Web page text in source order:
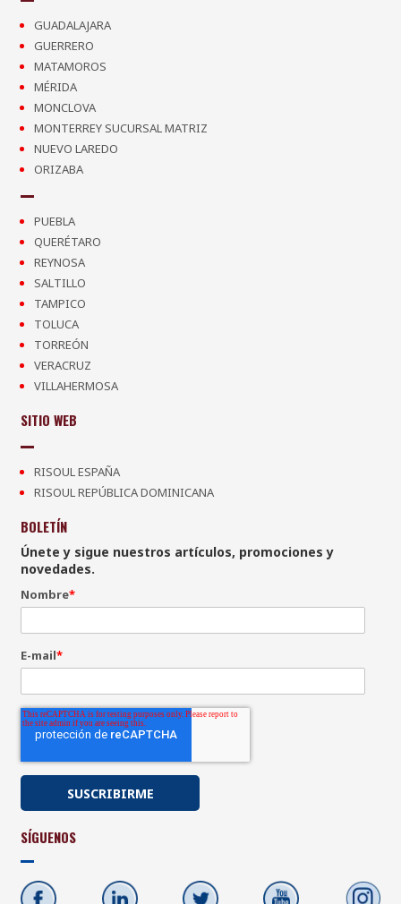
GUADALAJARA
GUERRERO
MATAMOROS
MÉRIDA
MONCLOVA
MONTERREY SUCURSAL MATRIZ
NUEVO LAREDO
ORIZABA
PUEBLA
QUERÉTARO
REYNOSA
SALTILLO
TAMPICO
TOLUCA
TORREÓN
VERACRUZ
VILLAHERMOSA
SITIO WEB
RISOUL ESPAÑA
RISOUL REPÚBLICA DOMINICANA
BOLETÍN
Únete y sigue nuestros artículos, promociones y
novedades.
Nombre*
E-mail*
SÍGUENOS